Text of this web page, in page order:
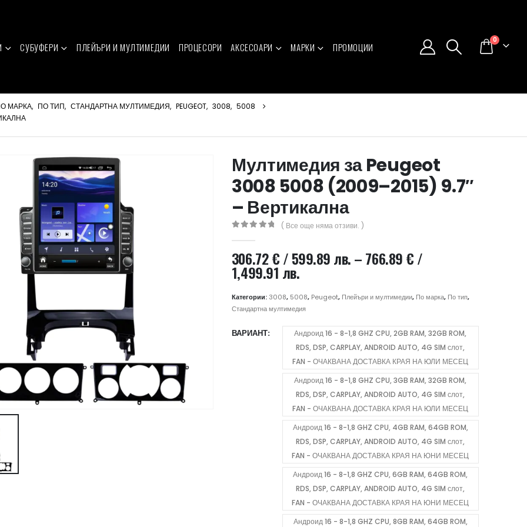
СУБУФЕРИ ПЛЕЙЪРИ И МУЛТИМЕДИИ ПРОЦЕСОРИ АКСЕСОАРИ МАРКИ ПРОМОЦИИ
0
МАРКА, ПО ТИП, СТАНДАРТНА МУЛТИМЕДИЯ, PEUGEOT, 3008, 5008
Мултимедия за Peugeot
3008 5008 (2009–2015) 9.7″
– Вертикална
( Все още няма отзиви. )
306.72€/ 599.89 лв.–766.89€/
1,499.91 лв.Price
range:
306.72 €
/
599.89 лв.
through
766.89 €
/
1,499.91 лв.
Категории:3008, 5008, Peugeot, Плейъри и мултимедии, По марка, По тип,
Стандартна мултимедия
ВАРИАНТ
Андроид 16 - 8-1,8 GHZ CPU, 2GB RAM, 32GB ROM,
RDS, DSP, CARPLAY, ANDROID AUTO, 4G SIM слот,
FAN - ОЧАКВАНА ДОСТАВКА КРАЯ НА ЮЛИ МЕСЕЦ
Андроид 16 - 8-1,8 GHZ CPU, 3GB RAM, 32GB ROM,
RDS, DSP, CARPLAY, ANDROID AUTO, 4G SIM слот,
FAN - ОЧАКВАНА ДОСТАВКА КРАЯ НА ЮЛИ МЕСЕЦ
Андроид 16 - 8-1,8 GHZ CPU, 4GB RAM, 64GB ROM,
RDS, DSP, CARPLAY, ANDROID AUTO, 4G SIM слот,
FAN - ОЧАКВАНА ДОСТАВКА КРАЯ НА ЮНИ МЕСЕЦ
Андроид 16 - 8-1,8 GHZ CPU, 6GB RAM, 64GB ROM,
RDS, DSP, CARPLAY, ANDROID AUTO, 4G SIM слот,
FAN - ОЧАКВАНА ДОСТАВКА КРАЯ НА ЮНИ МЕСЕЦ
Андроид 16 - 8-1,8 GHZ CPU, 8GB RAM, 64GB ROM,